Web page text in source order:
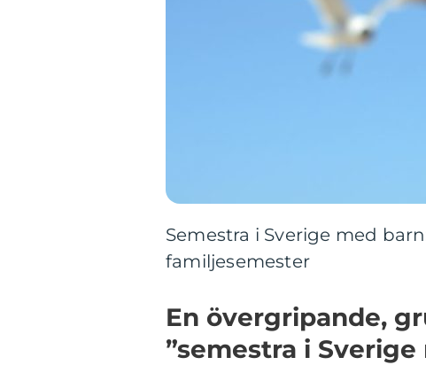
Semestra i Sverige med
familjesemester
En övergripande,
”semestra i Sverige